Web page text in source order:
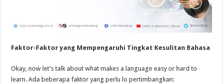
Faktor-Faktor yang Mempengaruhi Tingkat Kesulitan Bahasa
Okay, now let’s talk about what makes a language easy or hard to
learn. Ada beberapa faktor yang perlu lo pertimbangkan: